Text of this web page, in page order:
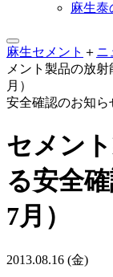
麻生泰
麻生セメント ＋ ニ
メント製品の放
月）
安全確認のお知ら
セメン
る安全
7月）
2013.08.16 (金)